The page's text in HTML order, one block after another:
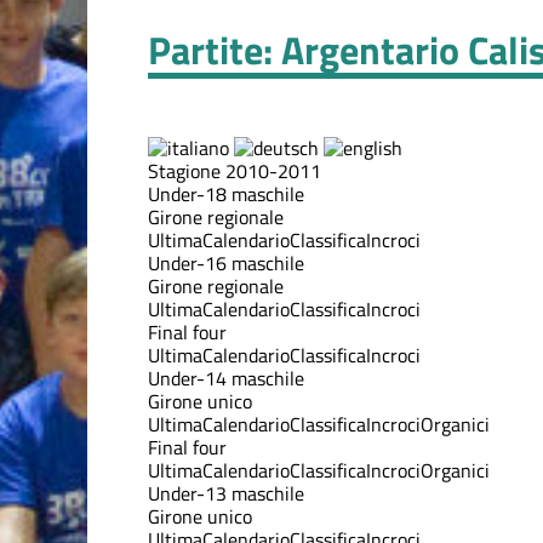
Partite: Argentario
Stagione 2010-2011
Under-18 maschile
Girone regionale
UltimaCalendarioClassificaIncroci
Under-16 maschile
Girone regionale
UltimaCalendarioClassificaIncroci
Final four
UltimaCalendarioClassificaIncroci
Under-14 maschile
Girone unico
UltimaCalendarioClassificaIncrociOrganici
Final four
UltimaCalendarioClassificaIncrociOrganici
Under-13 maschile
Girone unico